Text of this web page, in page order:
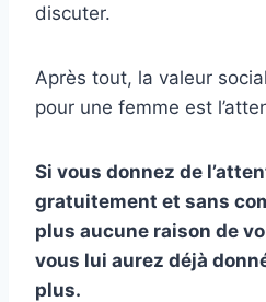
discuter.
Après tout, la valeur
pour une femme est
Si vous donnez de
gratuitement et sans
plus aucune raison de
vous lui aurez déjà
plus.